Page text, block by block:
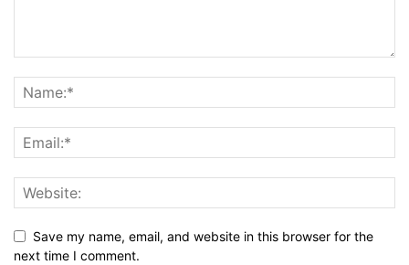
Save my name, email, and website in this browser for the
next time I comment.